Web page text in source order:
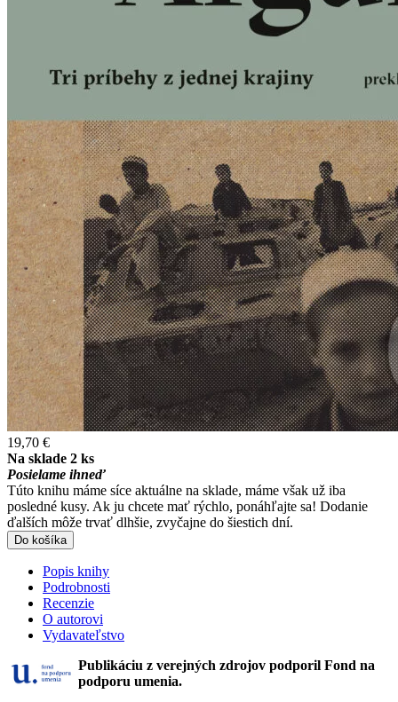
19,70 €
Na sklade 2 ks
Posielame ihneď
Túto knihu máme síce aktuálne na sklade, máme však už iba
posledné kusy. Ak ju chcete mať rýchlo, ponáhľajte sa! Dodanie
ďalších môže trvať dlhšie, zvyčajne do šiestich dní.
Do košíka
Popis knihy
Podrobnosti
Recenzie
O autorovi
Vydavateľstvo
Publikáciu z verejných zdrojov podporil Fond na
podporu umenia.